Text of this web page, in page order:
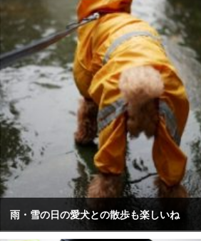
雨・雪の日の愛犬との散歩も楽しいね